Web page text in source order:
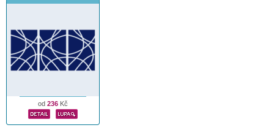
od 236 Kč